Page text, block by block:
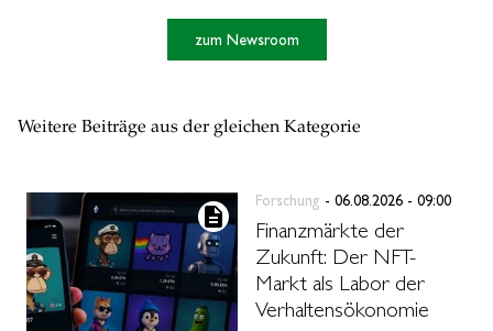
zum Newsroom
Weitere Beiträge aus der gleichen Kategorie
description
Forschung - 06.08.2026 - 09:00
Finanzmärkte der
Zukunft: Der NFT-
Markt als Labor der
Verhaltensökonomie